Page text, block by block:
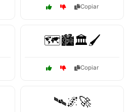
Copiar
🗺️🏙️🏛️🖌️
Copiar
🛰️🌌🚀